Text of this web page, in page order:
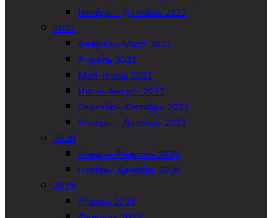
Ноябрь – Декабрь 2022
2021
Февраль-Март 2021
Апрель 2021
Май-Июнь 2021
Июль-Август 2021
Сентябрь-Октябрь 2021
Ноябрь – Декабрь 2021
2020
Январь-Февраль 2020
Ноябрь-Декабрь 2020
2019
Январь 2019